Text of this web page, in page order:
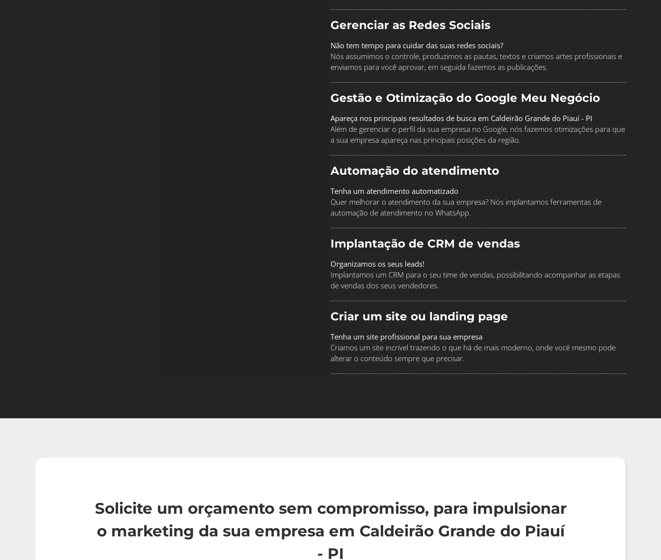
Gerenciar as Redes Sociais
Não tem tempo para cuidar das suas redes sociais?
Nós assumimos o controle, produzimos as pautas, textos e criamos artes profissionais e
enviamos para você aprovar, em seguida fazemos as publicações.
Gestão e Otimização do Google Meu Negócio
Apareça nos principais resultados de busca em Caldeirão Grande do Piauí - PI
Além de gerenciar o perfil da sua empresa no Google, nós fazemos otimizações para que
a sua empresa apareça nas principais posições da região.
Automação do atendimento
Tenha um atendimento automatizado
Quer melhorar o atendimento da sua empresa? Nós implantamos ferramentas de
automação de atendimento no WhatsApp.
Implantação de CRM de vendas
Organizamos os seus leads!
Implantamos um CRM para o seu time de vendas, possibilitando acompanhar as etapas
de vendas dos seus vendedores.
Criar um site ou landing page
Tenha um site profissional para sua empresa
Criamos um site incrível trazendo o que há de mais moderno, onde você mesmo pode
alterar o conteúdo sempre que precisar.
Solicite um orçamento sem compromisso, para impulsionar
o marketing da sua empresa em Caldeirão Grande do Piauí
- PI